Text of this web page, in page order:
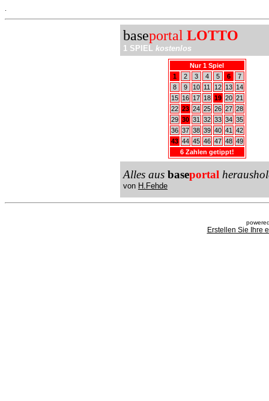
baseportal LOTTO
1 SPIEL kostenlos
Nur 1 Spiel
1
2 3 4 5 6
7
8
9 10 11 12 13
14
15
16 17 18 19 20 21
22 23 24 25 26 27 28
29 30 31 32 33 34 35
36 37 38 39 40 41
42
43 44 45 46 47 48 49
6 Zahlen getippt!
Alles aus baseportal
von H.Fehde
Erstellen Sie Ihre